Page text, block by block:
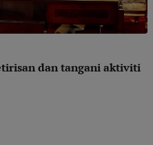
dan tangani aktiviti